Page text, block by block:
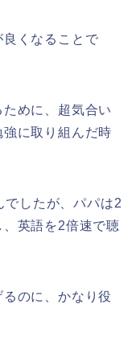
良くなることで
めに、超気合い
に取り組んだ時
でしたが、パパは2
英語を2倍速で聴
のに、かなり役